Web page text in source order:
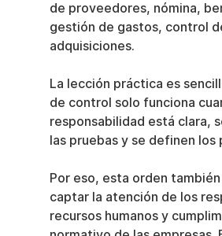
de proveedores, nómina,
gestión de gastos, control
adquisiciones.
La lección práctica es
de control solo funciona
responsabilidad está clara,
las pruebas y se definen los
Por eso, esta orden
captar la atención de los
recursos humanos y